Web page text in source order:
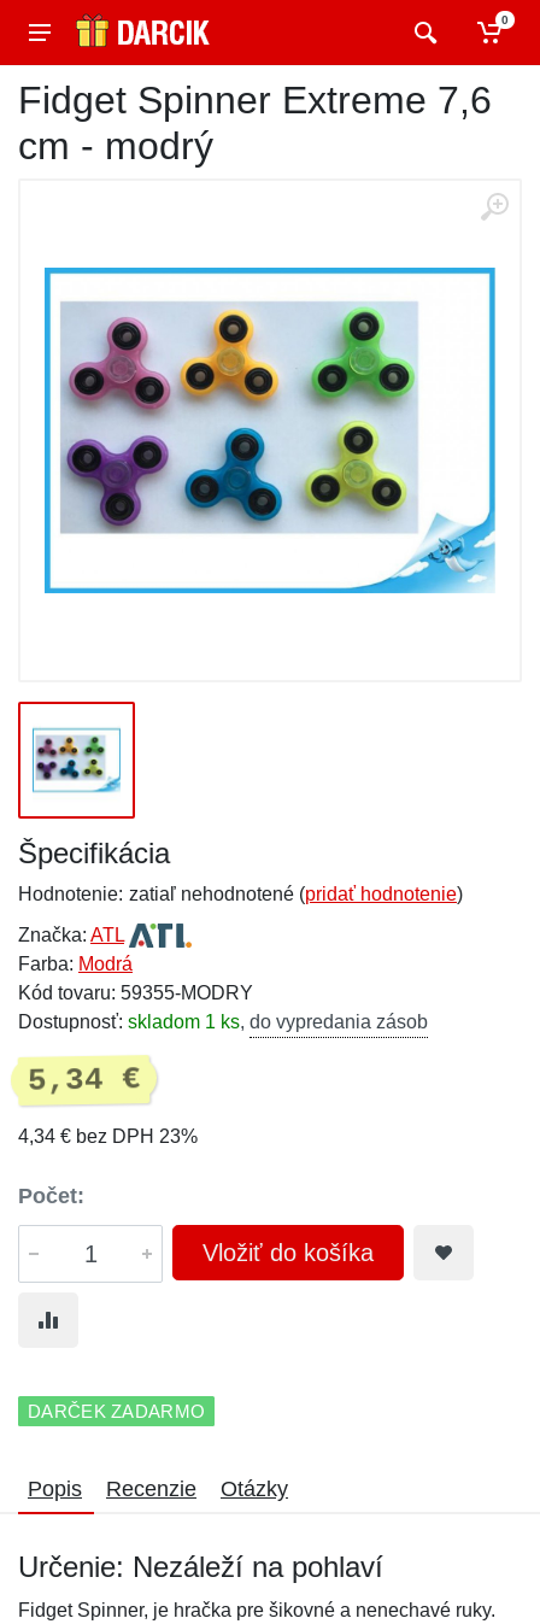
0
Fidget Spinner Extreme 7,6
cm - modrý
Špecifikácia
Hodnotenie: zatiaľ nehodnotené (pridať hodnotenie)
Značka: ATL
Farba: Modrá
Kód tovaru: 59355-MODRY
Dostupnosť: skladom 1 ks, do vypredania zásob
5,34 €
4,34 € bez DPH 23%
Počet:
Vložiť do košíka
DARČEK ZADARMO
Popis Recenzie Otázky
Určenie: Nezáleží na pohlaví
Fidget Spinner, je hračka pre šikovné a nenechavé ruky.